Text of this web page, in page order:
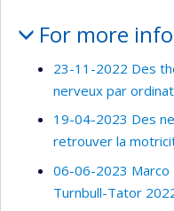
For more
23-11-2022 Des
nerveux par
19-04-2023 Des
retrouver la
06-06-2023
Turnbull-Tator